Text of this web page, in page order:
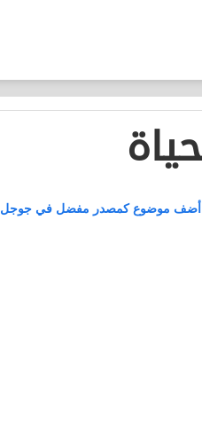
أضف موضوع كمصدر مفضل في جوجل